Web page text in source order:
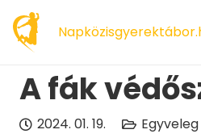
A fák
2024. 01. 19. Egyveleg